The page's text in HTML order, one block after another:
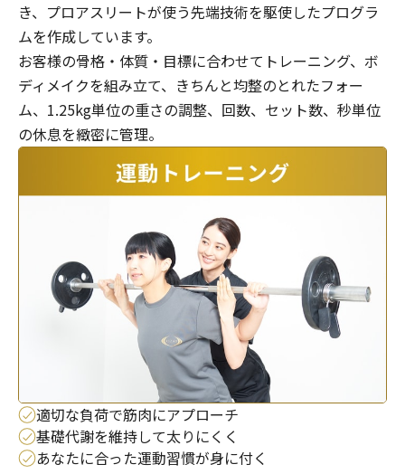
き、プロアスリートが使う先端技術を駆使したプログラ
ムを作成しています。
お客様の骨格・体質・目標に合わせてトレーニング、ボ
ディメイクを組み立て、きちんと均整のとれたフォー
ム、1.25kg単位の重さの調整、回数、セット数、秒単位
の休息を緻密に管理。
適切な負荷で筋肉にアプローチ
基礎代謝を維持して太りにくく
あなたに合った運動習慣が身に付く